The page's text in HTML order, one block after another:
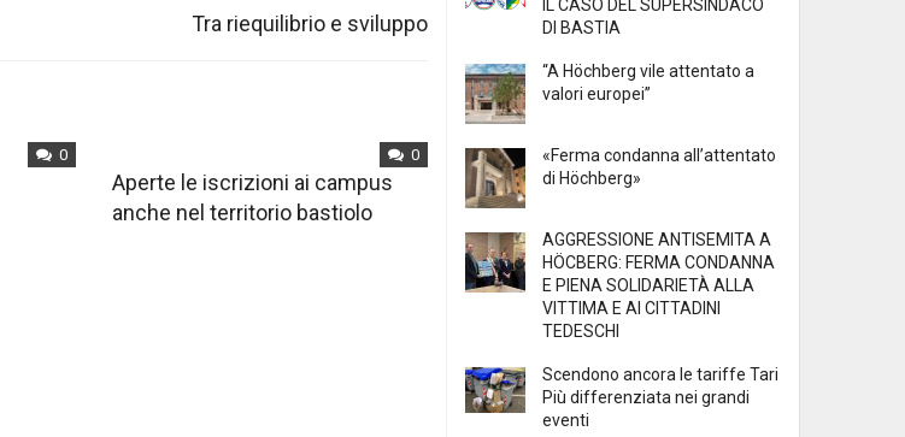
Tra riequilibrio e sviluppo
0 0
Aperte le iscrizioni ai campus
anche nel territorio bastiolo
IL CASO DEL SUPERSINDACO
DI BASTIA
“A Höchberg vile attentato a
valori europei”
«Ferma condanna all’attentato
di Höchberg»
AGGRESSIONE ANTISEMITA A
HÖCBERG: FERMA CONDANNA
E PIENA SOLIDARIETÀ ALLA
VITTIMA E AI CITTADINI
TEDESCHI
Scendono ancora le tariffe Tari
Più differenziata nei grandi
eventi